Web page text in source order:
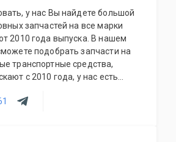
у нас Вы найдете большой
запчастей на все марки
2010 года выпуска. В нашем
подобрать запчасти на
транспортные средства,
с 2010 года, у нас есть
и все иностранные